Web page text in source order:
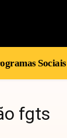
Sociais
fgts